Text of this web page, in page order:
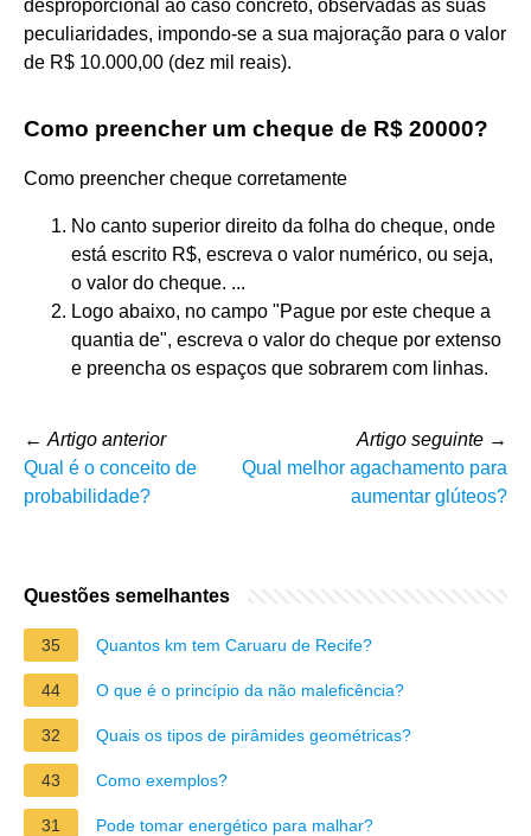
desproporcional ao caso concreto, observadas as suas
peculiaridades, impondo-se a sua majoração para o valor
de R$ 10.000,00 (dez mil reais).
Como preencher um cheque de R$ 20000?
Como preencher cheque corretamente
No canto superior direito da folha do cheque, onde
está escrito R$, escreva o valor numérico, ou seja,
o valor do cheque. ...
Logo abaixo, no campo "Pague por este cheque a
quantia de", escreva o valor do cheque por extenso
e preencha os espaços que sobrarem com linhas.
← Artigo anterior
Qual é o conceito de
probabilidade?
Artigo seguinte →
Qual melhor agachamento para
aumentar glúteos?
Questões semelhantes
35 Quantos km tem Caruaru de Recife?
44 O que é o princípio da não maleficência?
32 Quais os tipos de pirâmides geométricas?
43 Como exemplos?
31 Pode tomar energético para malhar?